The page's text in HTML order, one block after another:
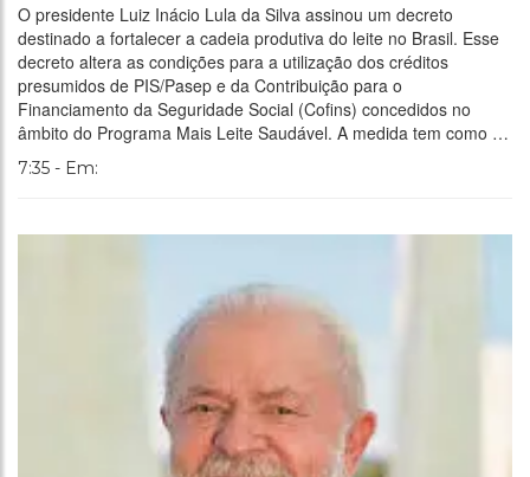
O presidente Luiz Inácio Lula da Silva assinou um decreto
destinado a fortalecer a cadeia produtiva do leite no Brasil. Esse
decreto altera as condições para a utilização dos créditos
presumidos de PIS/Pasep e da Contribuição para o
Financiamento da Seguridade Social (Cofins) concedidos no
âmbito do Programa Mais Leite Saudável. A medida tem como …
7:35 - Em: